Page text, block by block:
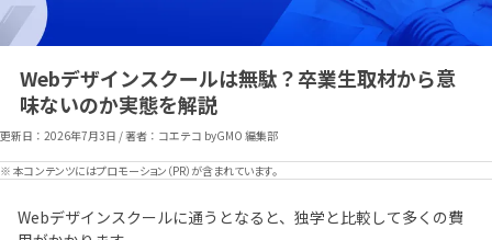
Webデザインスクールは無駄？卒業生取材から意
味ないのか実態を解説
更新日： 2026年7月3日 /著者：コエテコ byGMO 編集部
※ 本コンテンツにはプロモーション（PR）が含まれています。
Webデザインスクールに通うとなると、独学と比較して多くの費